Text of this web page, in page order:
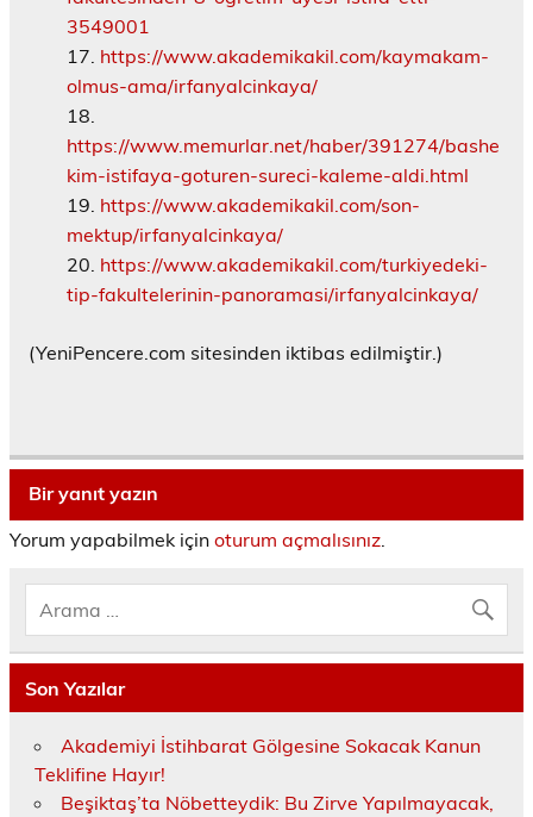
3549001
https://www.akademikakil.com/kaymakam-
olmus-ama/irfanyalcinkaya/
https://www.memurlar.net/haber/391274/bashe
kim-istifaya-goturen-sureci-kaleme-aldi.html
https://www.akademikakil.com/son-
mektup/irfanyalcinkaya/
https://www.akademikakil.com/turkiyedeki-
tip-fakultelerinin-panoramasi/irfanyalcinkaya/
(YeniPencere.com sitesinden iktibas edilmiştir.)
Bir yanıt yazın
Yorum yapabilmek için oturum açmalısınız.
Son Yazılar
Akademiyi İstihbarat Gölgesine Sokacak Kanun
Teklifine Hayır!
Beşiktaş’ta Nöbetteydik: Bu Zirve Yapılmayacak,